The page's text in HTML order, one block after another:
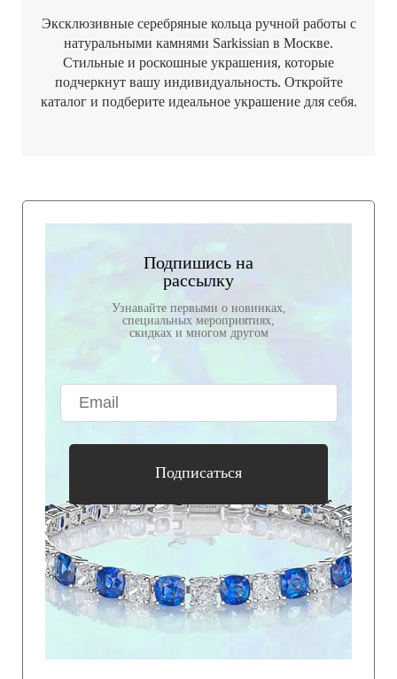
Эксклюзивные серебряные кольца ручной работы с
натуральными камнями Sarkissian в Москве.
Стильные и роскошные украшения, которые
подчеркнут вашу индивидуальность. Откройте
каталог и подберите идеальное украшение для себя.
Подпишись на
рассылку
Узнавайте первыми о новинках,
специальных мероприятиях,
скидках и многом другом
Подписаться